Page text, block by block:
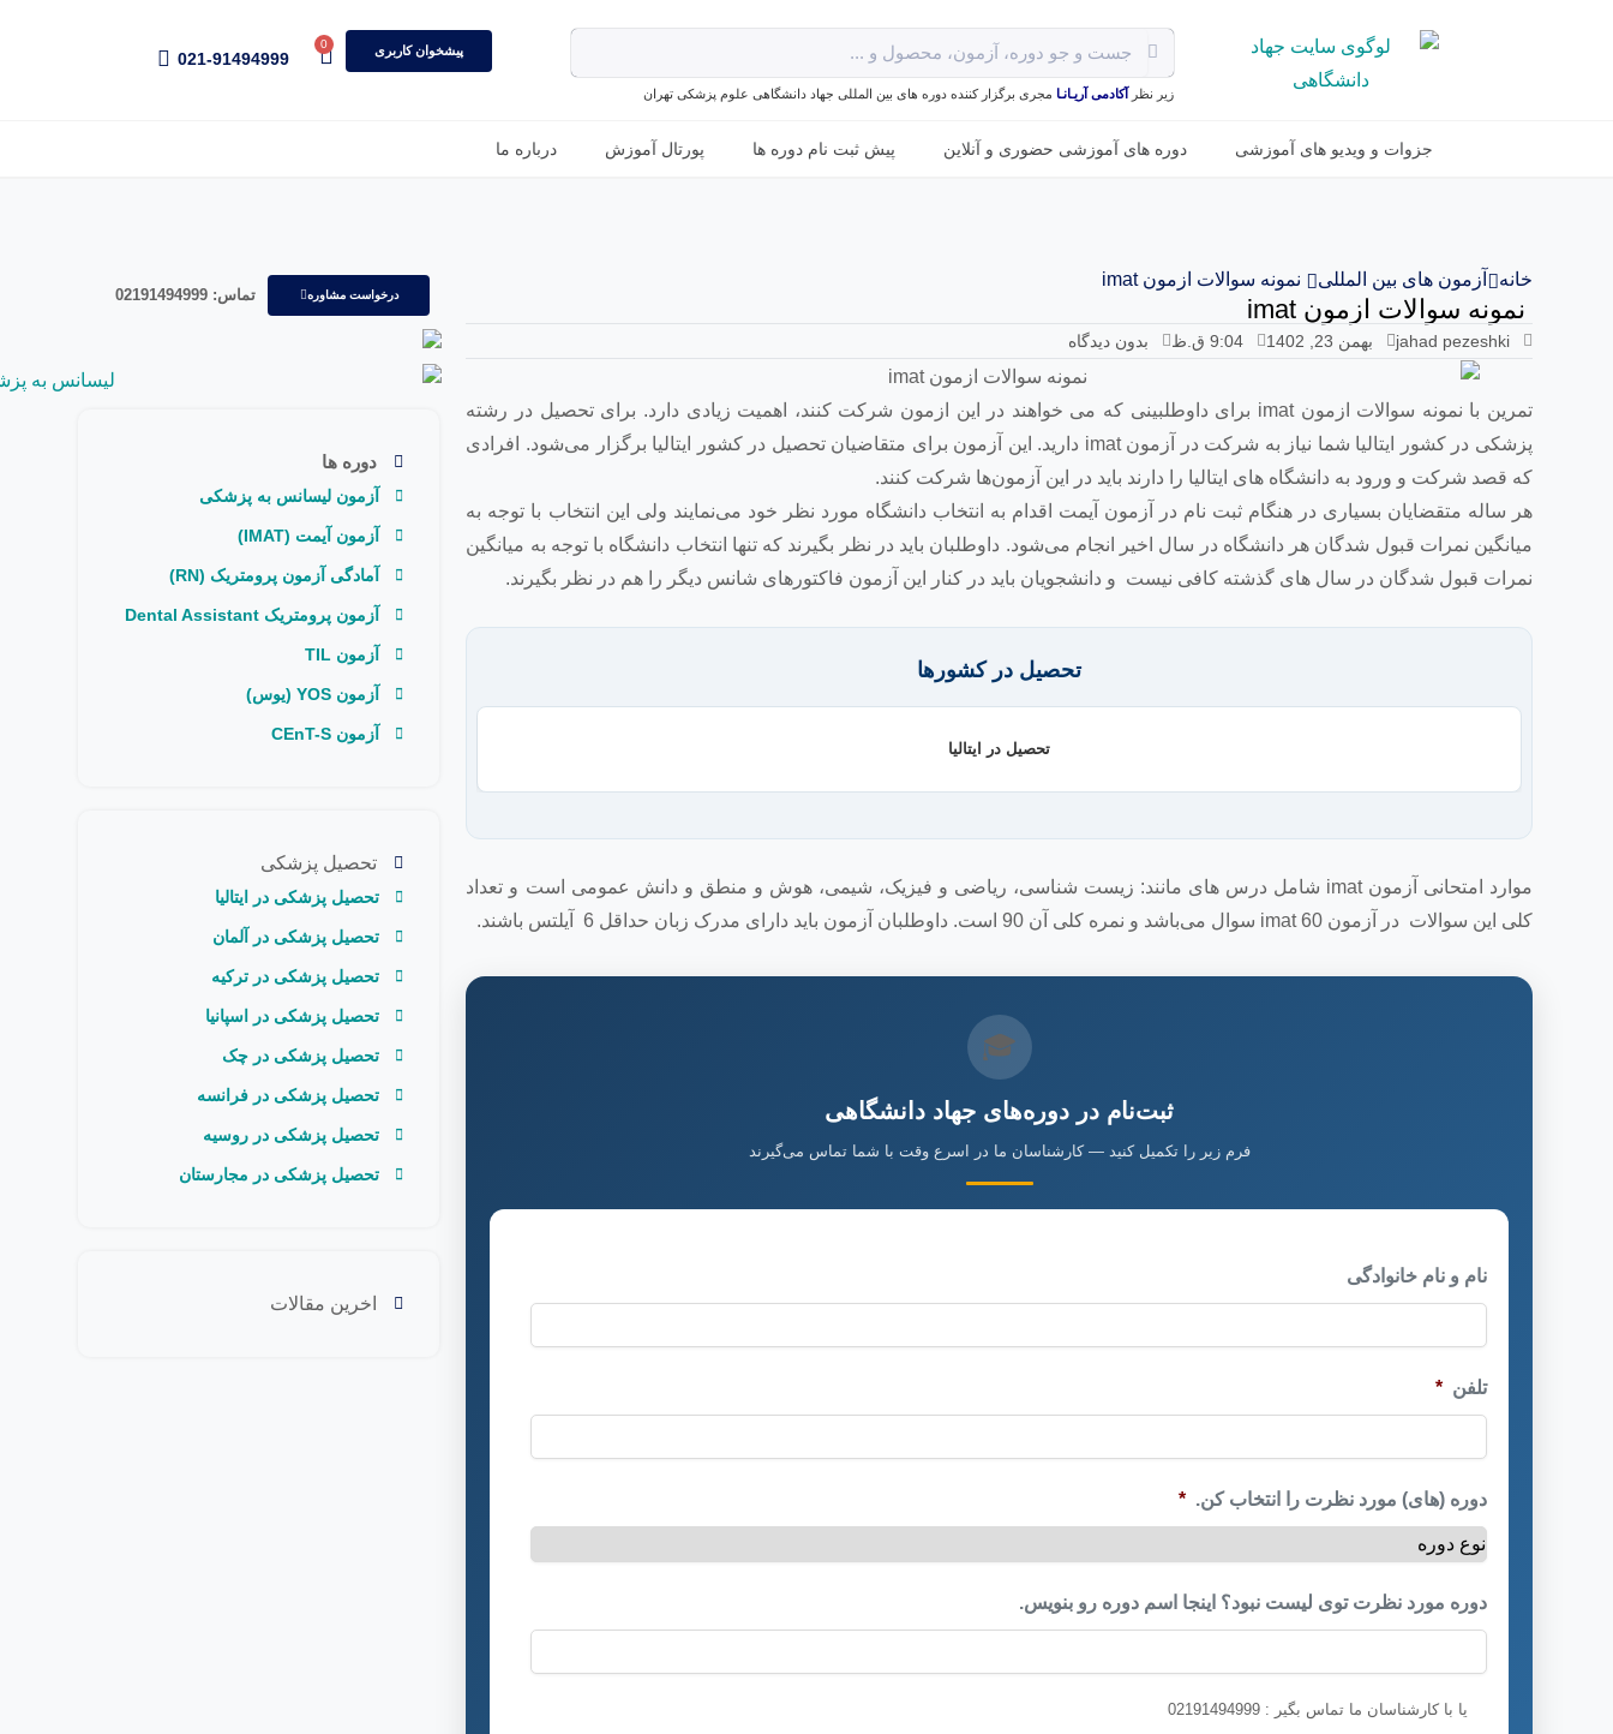
زیر نظر آکادمی آریـانـا مجری برگزار کننده دوره های بین المللی جهاد دانشگاهی علوم پزشکی تهران
پیشخوان کاربری 0
021-91494999
جزوات و ویدیو های آموزشی دوره های آموزشی حضوری و آنلاین پیش ثبت نام دوره ها پورتال آموزش درباره ما
درخواست مشاوره تماس: 02191494999
دوره ها
آزمون لیسانس به پزشکی
آزمون آیمت (IMAT)
آمادگی آزمون پرومتریک (RN)
آزمون پرومتریک Dental Assistant
آزمون TIL
آزمون YOS (یوس)
آزمون CEnT-S
تحصیل پزشکی
تحصیل پزشکی در ایتالیا
تحصیل پزشکی در آلمان
تحصیل پزشکی در ترکیه
تحصیل پزشکی در اسپانیا
تحصیل پزشکی در چک
تحصیل پزشکی در فرانسه
تحصیل پزشکی در روسیه
تحصیل پزشکی در مجارستان
اخرین مقالات
خانه آزمون های بین المللی نمونه سوالات ازمون imat
نمونه سوالات ازمون imat
jahad pezeshki بهمن 23, 1402 9:04 ق.ظ بدون دیدگاه
تمرین با نمونه سوالات ازمون imat برای داوطلبینی که می خواهند در این ازمون شرکت کنند، اهمیت زیادی دارد. برای تحصیل در رشته
پزشکی در کشور ایتالیا شما نیاز به شرکت در آزمون imat دارید. این آزمون برای متقاضیان تحصیل در کشور ایتالیا برگزار می‌شود. افرادی
که قصد شرکت و ورود به دانشگاه های ایتالیا را دارند باید در این آزمون‌ها شرکت کنند.
هر ساله متقضایان بسیاری در هنگام ثبت نام در آزمون آیمت اقدام به انتخاب دانشگاه مورد نظر خود می‌نمایند ولی این انتخاب با توجه به
میانگین نمرات قبول شدگان هر دانشگاه در سال اخیر انجام می‌شود. داوطلبان باید در نظر بگیرند که تنها انتخاب دانشگاه با توجه به میانگین
نمرات قبول شدگان در سال های گذشته کافی نیست و دانشجویان باید در کنار این آزمون فاکتورهای شانس دیگر را هم در نظر بگیرند.
تحصیل در کشورها
تحصیل در ایتالیا
موارد امتحانی آزمون imat شامل درس های مانند: زیست شناسی، ریاضی و فیزیک، شیمی، هوش و منطق و دانش عمومی است و تعداد
کلی این سوالات در آزمون imat 60 سوال می‌باشد و نمره کلی آن 90 است. داوطلبان آزمون باید دارای مدرک زبان حداقل 6 آیلتس باشند.
🎓
ثبت‌نام در دوره‌های جهاد دانشگاهی
فرم زیر را تکمیل کنید — کارشناسان ما در اسرع وقت با شما تماس می‌گیرند
نام و نام خانوادگی
تلفن *
دوره (های) مورد نظرت را انتخاب کن. *
دوره مورد نظرت توی لیست نبود؟ اینجا اسم دوره رو بنویس.
یا با کارشناسان ما تماس بگیر : 02191494999